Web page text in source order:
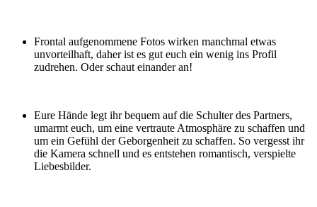
Frontal aufgenommene Fotos wirken manchmal etwas
unvorteilhaft, daher ist es gut euch ein wenig ins Profil
zudrehen. Oder schaut einander an!
Eure Hände legt ihr bequem auf die Schulter des Partners,
umarmt euch, um eine vertraute Atmosphäre zu schaffen und
um ein Gefühl der Geborgenheit zu schaffen. So vergesst ihr
die Kamera schnell und es entstehen romantisch, verspielte
Liebesbilder.